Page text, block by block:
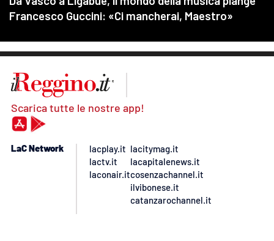
Scarica tutte le nostre app!
LaC Network
lacplay.it
lactv.it
laconair.it
lacitymag.it
lacapitalenews.it
cosenzachannel.it
ilvibonese.it
catanzarochannel.it